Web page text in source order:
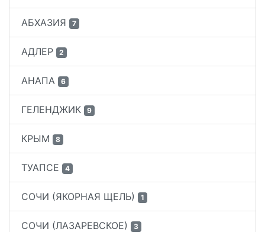
АБХАЗИЯ 7
АДЛЕР 2
АНАПА 6
ГЕЛЕНДЖИК 9
КРЫМ 8
ТУАПСЕ 4
СОЧИ (ЯКОРНАЯ ЩЕЛЬ) 1
СОЧИ (ЛАЗАРЕВСКОЕ) 3